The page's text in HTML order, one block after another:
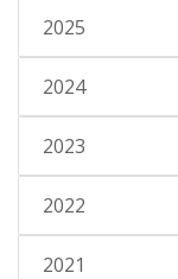
2025
2024
2023
2022
2021